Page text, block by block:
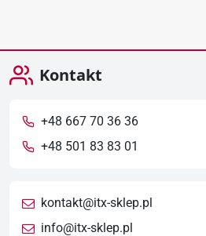
Kontakt
+48 667 70 36 36
+48 501 83 83 01
kontakt@itx-sklep.pl
info@itx-sklep.pl